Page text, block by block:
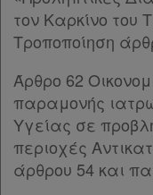
Παρ.9
ΚΕΦΑΛΑΙΟ
Άρθρο
Παρ.1
Παρ.2
Άρθρο
ΜΕΡΟΣ ΣΤ’
τον Καρκίνο του
Τροποποίηση
Άρθρο 62
παραμονής
Υγείας σε
περιοχές
άρθρου 54 και